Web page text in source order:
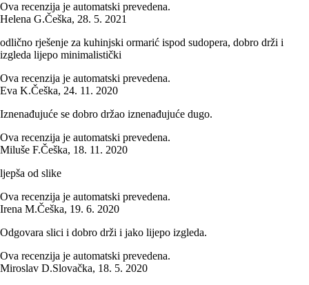
Ova recenzija je automatski prevedena.
Helena G.Češka, 28. 5. 2021
odlično rješenje za kuhinjski ormarić ispod sudopera, dobro drži i
izgleda lijepo minimalistički
Ova recenzija je automatski prevedena.
Eva K.Češka, 24. 11. 2020
Iznenađujuće se dobro držao iznenađujuće dugo.
Ova recenzija je automatski prevedena.
Miluše F.Češka, 18. 11. 2020
ljepša od slike
Ova recenzija je automatski prevedena.
Irena M.Češka, 19. 6. 2020
Odgovara slici i dobro drži i jako lijepo izgleda.
Ova recenzija je automatski prevedena.
Miroslav D.Slovačka, 18. 5. 2020